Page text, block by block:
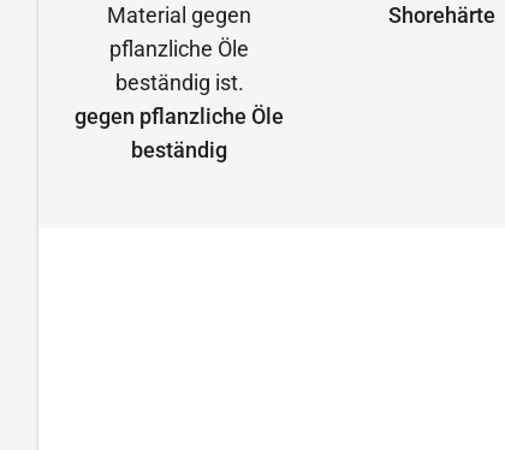
gegen pflanzliche Öle
beständig
Shorehärte